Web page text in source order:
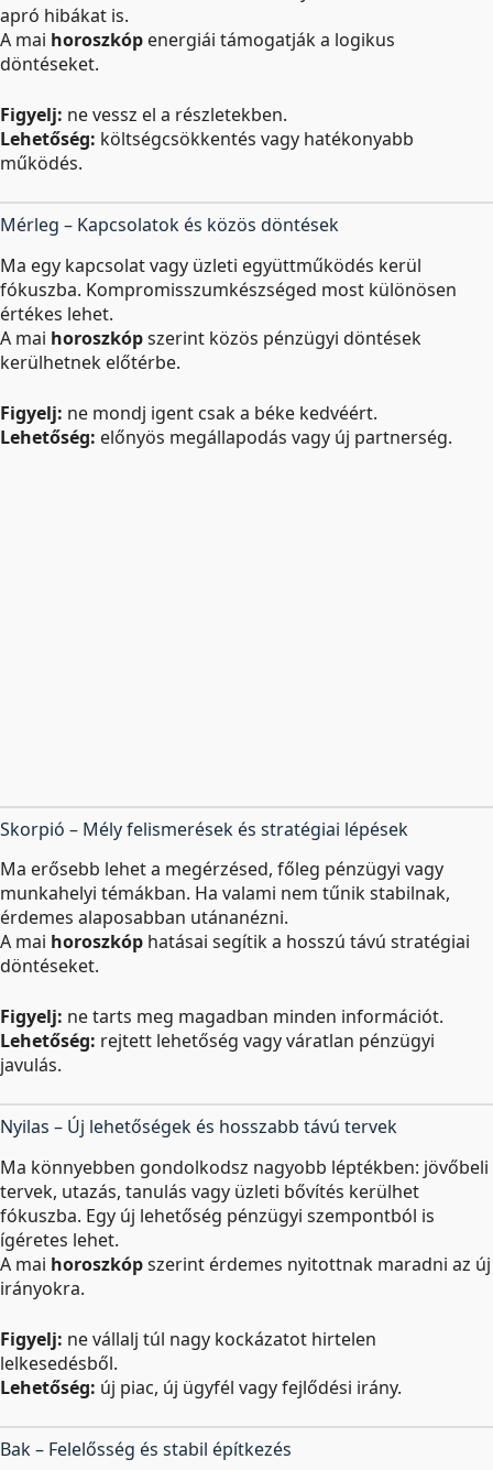
apró hibákat is.
A mai horoszkóp energiái támogatják a logikus
döntéseket.
Figyelj: ne vessz el a részletekben.
Lehetőség: költségcsökkentés vagy hatékonyabb
működés.
Mérleg – Kapcsolatok és közös döntések
Ma egy kapcsolat vagy üzleti együttműködés kerül
fókuszba. Kompromisszumkészséged most különösen
értékes lehet.
A mai horoszkópszerint közös pénzügyi döntések
kerülhetnek előtérbe.
Figyelj: ne mondj igent csak a béke kedvéért.
Lehetőség: előnyös megállapodás vagy új partnerség.
Skorpió – Mély felismerések és stratégiai lépések
Ma erősebb lehet a megérzésed, főleg pénzügyi vagy
munkahelyi témákban. Ha valami nem tűnik stabilnak,
érdemes alaposabban utánanézni.
A mai horoszkóp hatásai segítik a hosszú távú stratégiai
döntéseket.
Figyelj: ne tarts meg magadban minden információt.
Lehetőség: rejtett lehetőség vagy váratlan pénzügyi
javulás.
Nyilas – Új lehetőségek és hosszabb távú tervek
Ma könnyebben gondolkodsz nagyobb léptékben: jövőbeli
tervek, utazás, tanulás vagy üzleti bővítés kerülhet
fókuszba. Egy új lehetőség pénzügyi szempontból is
ígéretes lehet.
A mai horoszkópszerint érdemes nyitottnak maradni az új
irányokra.
Figyelj: ne vállalj túl nagy kockázatot hirtelen
lelkesedésből.
Lehetőség: új piac, új ügyfél vagy fejlődési irány.
Bak – Felelősség és stabil építkezés